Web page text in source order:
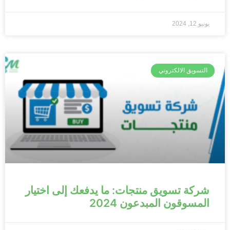
يونيو 12, 2024
التسويق الالكتروني
شركة تسويق منتجات: ما يدفعك إلى اختيار
المسوقون المبدعون 2024